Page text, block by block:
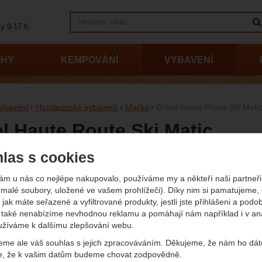
s cookies
u nás co nejlépe nakupovalo, používáme my a někteří naši partneři
soubory, uložené ve vašem prohlížeči). Díky nim si pamatujeme,
máte seřazené a vyfiltrované produkty, jestli jste přihlášeni a
nenabízíme nevhodnou reklamu a pomáhají nám například i v
k dalšímu zlepšování webu.
ale váš souhlas s jejich zpracováváním. Děkujeme, že nám ho
že k vašim datům budeme chovat zodpovědně.
Horolezecké vybavení Mačky
Haute Route Ski Matic
3 750
3
(2
KEMPOVÁNÍ VYBAVENÍ
9-17 h.